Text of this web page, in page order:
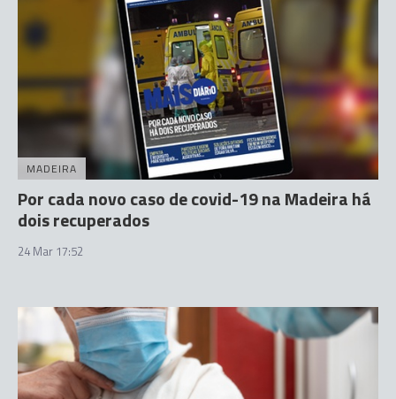
MADEIRA
Por cada novo caso de covid-19 na Madeira há
dois recuperados
24 Mar 17:52